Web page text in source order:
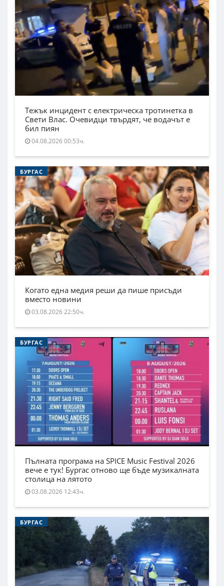
Тежък инцидент с електрическа тротинетка в
Свети Влас. Очевидци твърдят, че водачът е
бил пиян
04.08.2026 00:53ч.
БУРГАС
Когато една медия реши да пише присъди
вместо новини
03.08.2026 22:50ч.
БУРГАС
Пълната програма на SPICE Music Festival 2026
вече е тук! Бургас отново ще бъде музикалната
столица на лятото
03.08.2026 12:43ч.
БУРГАС